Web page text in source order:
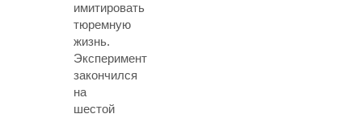
имитировать
тюремную
жизнь.
Эксперимент
закончился
на
шестой